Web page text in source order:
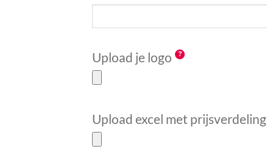
Upload je logo
Upload excel met prijsverdeling